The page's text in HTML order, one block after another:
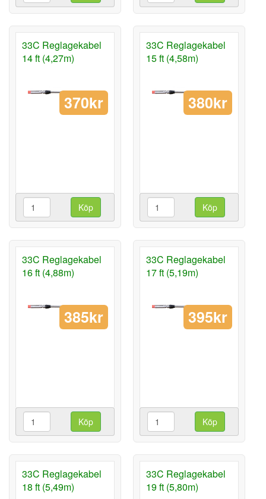
33C Reglagekabel
14 ft (4,27m)
370kr
Köp
33C Reglagekabel
15 ft (4,58m)
380kr
Köp
33C Reglagekabel
16 ft (4,88m)
385kr
Köp
33C Reglagekabel
17 ft (5,19m)
395kr
Köp
33C Reglagekabel
18 ft (5,49m)
33C Reglagekabel
19 ft (5,80m)